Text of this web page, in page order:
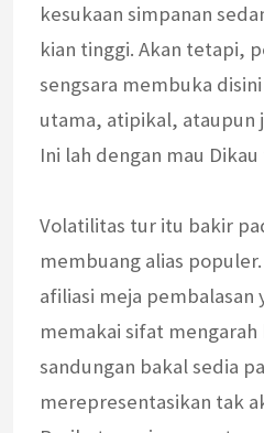
kesukaan simpanan
kian tinggi. Akan tetapi,
sengsara membuka
utama, atipikal, ataupun
Ini lah dengan mau Dikau
Volatilitas tur itu bakir
membuang alias
afiliasi meja pembalasan
memakai sifat mengarah
sandungan bakal sedia
merepresentasikan tak